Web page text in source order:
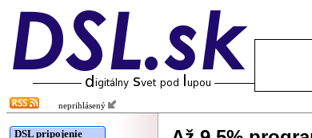
neprihlásený
DSL pripojenie